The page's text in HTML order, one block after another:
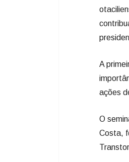
A
ações
O
Costa,